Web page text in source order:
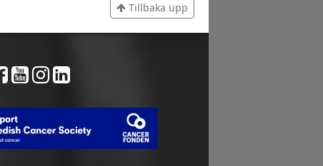
Tillbaka upp